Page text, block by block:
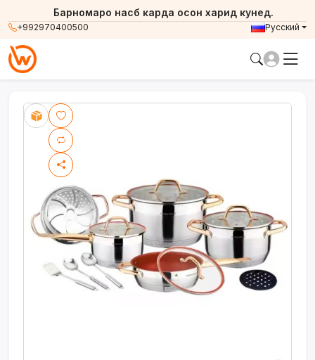
+992970400500
Барномаро насб карда осон харид кунед.
Русский